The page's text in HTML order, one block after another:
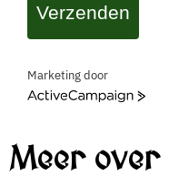
Verzenden
Marketing door
A
i
v
Meer